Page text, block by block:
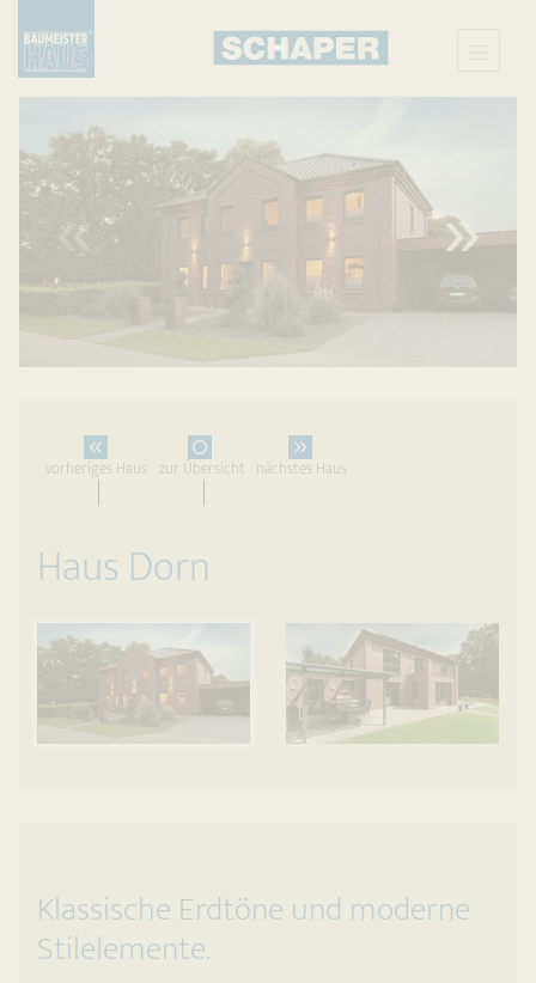
Haus Dorn
Klassische Erdtöne und moderne
Stilelemente.